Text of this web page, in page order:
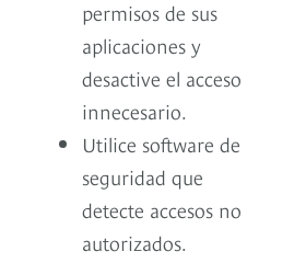
permisos de sus
aplicaciones y
desactive el acceso
innecesario.
Utilice software de
seguridad que
detecte accesos no
autorizados.